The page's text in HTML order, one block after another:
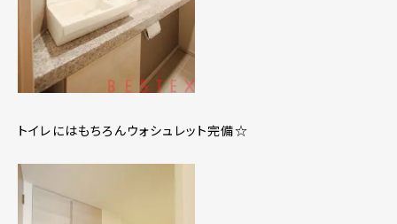
トイレにはもちろんウォシュレット完備☆